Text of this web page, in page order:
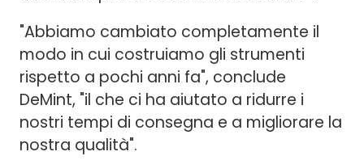
"Abbiamo cambiato completamente il
modo in cui costruiamo gli strumenti
rispetto a pochi anni fa", conclude
DeMint, "il che ci ha aiutato a ridurre i
nostri tempi di consegna e a migliorare la
nostra qualità".